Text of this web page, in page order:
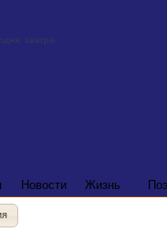
Новости Жизнь